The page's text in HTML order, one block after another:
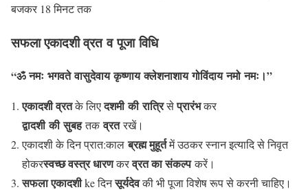
बजकर 18 मिनट तक
सफलाएकादशीव्रतवपूजा विधि
“ॐ नमः भगवते वासुदेवाय कृष्णाय क्लेशनाशाय गोविंदाय नमो नमः।”
एकादशी व्रतके लिएदशमी की रात्रिसेप्रारंभकर
द्वादशी की सुबहतकव्रतरखें।
एकादशी के दिन प्रात:कालब्रह्म मुहूर्तमें उठकरस्नान इत्यादि से निवृत
होकरस्वच्छ वस्त्र धारणकरव्रत का संकल्पकरें।
सफला एकादशीke दिनसूर्यदेवकी भी पूजा विशेष रूप से करनी चाहिए।